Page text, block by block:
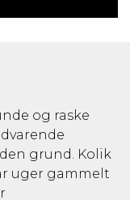
og raske
grund. Kolik
uger gammelt